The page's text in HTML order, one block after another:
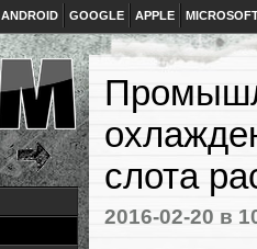
ANDROID GOOGLE APPLE
слота
2016-02-20 в